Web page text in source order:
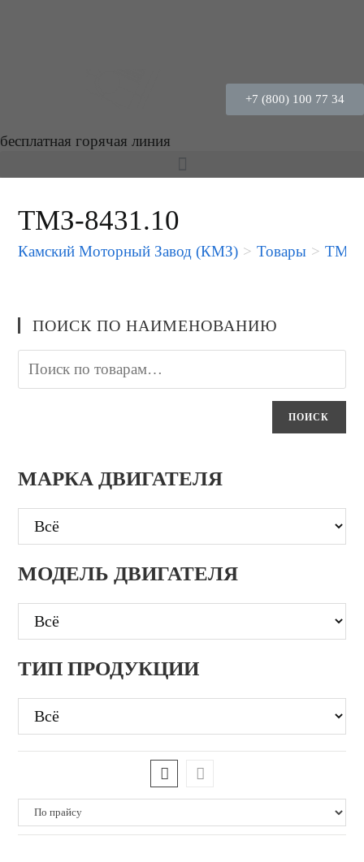
+7 (800) 100 77 34
бесплатная горячая линия
ТМЗ-8431.10
Камский Моторный Завод (КМЗ) > Товары > ТМЗ-
ПОИСК ПО НАИМЕНОВАНИЮ
ПОИСК
МАРКА ДВИГАТЕЛЯ
МОДЕЛЬ ДВИГАТЕЛЯ
ТИП ПРОДУКЦИИ